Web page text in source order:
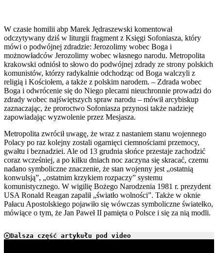
W czasie homilii abp Marek Jędraszewski komentował
odczytywany dziś w liturgii fragment z Księgi Sofoniasza, który
mówi o podwójnej zdradzie: Jerozolimy wobec Boga i
możnowładców Jerozolimy wobec własnego narodu. Metropolita
krakowski odniósł to słowo do podwójnej zdrady ze strony polskich
komunistów, którzy radykalnie odchodząc od Boga walczyli z
religią i Kościołem, a także z polskim narodem. – Zdrada wobec
Boga i odwrócenie się do Niego plecami nieuchronnie prowadzi do
zdrady wobec najświętszych spraw narodu – mówił arcybiskup
zaznaczając, że proroctwo Sofoniasza przynosi także nadzieję
zapowiadając wyzwolenie przez Mesjasza.
Metropolita zwrócił uwagę, że wraz z nastaniem stanu wojennego
Polacy po raz kolejny zostali ogarnięci ciemnościami przemocy,
gwałtu i beznadziei. Ale od 13 grudnia słońce przestaje zachodzić
coraz wcześniej, a po kilku dniach noc zaczyna się skracać, czemu
nadano symboliczne znaczenie, że stan wojenny jest „ostatnią
konwulsją”, „ostatnim krzykiem rozpaczy” systemu
komunistycznego. W wigilię Bożego Narodzenia 1981 r. prezydent
USA Ronald Reagan zapalił „światło wolności”. Także w oknie
Pałacu Apostolskiego pojawiło się wówczas symboliczne światełko,
mówiące o tym, że Jan Paweł II pamięta o Polsce i się za nią modli.
Dalsza część artykułu pod video